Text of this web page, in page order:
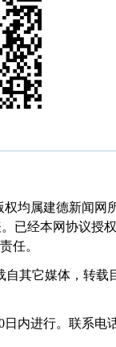
均属建德新闻网
已经本网协议授
任。
其它媒体，转载
进行。联系电话